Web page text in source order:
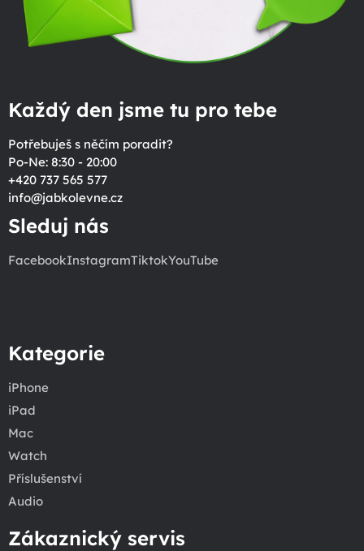
Každý den jsme tu pro tebe
Potřebuješ s něčím poradit?
Po-Ne: 8:30 - 20:00
+420 737 565 577
info@jabkolevne.cz
Sleduj nás
FacebookInstagramTiktokYouTube
Kategorie
iPhone
iPad
Mac
Watch
Příslušenství
Audio
Zákaznický servis